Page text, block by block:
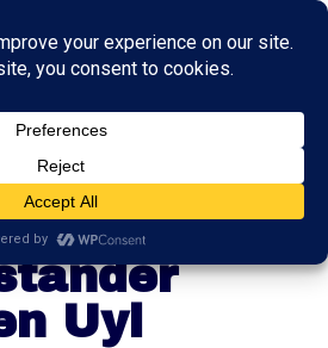
was
goed als
Uyl